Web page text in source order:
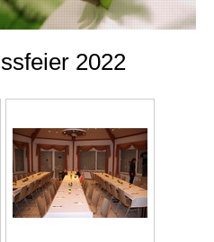
2022